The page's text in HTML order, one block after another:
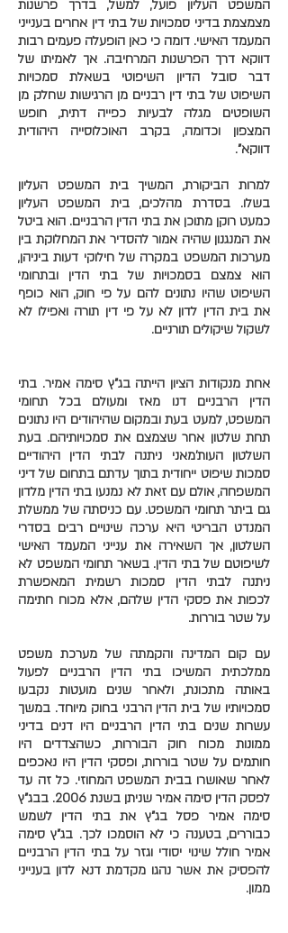
המשפט העליון פועל, למשל, בדרך פרשנות
מצמצמת בדיני סמכויות של בתי דין אחרים בענייני
המעמד האישי. דומה כי כאן הופעלה פעמים רבות
דווקא דרך הפרשנות המרחיבה. אך לאמיתו של
דבר סובל הדיון השיפוטי בשאלת סמכויות
השיפוט של בתי דין רבניים מן הרגישות שחלק מן
השופטים מגלה לבעיות כפייה דתית, חופש
המצפון וכדומה, בקרב האוכלוסייה היהודית
דווקא".
למרות הביקורת, המשיך בית המשפט העליון
בשלו. בסדרת מהלכים, בית המשפט העליון
כמעט רוקן מתוכן את בתי הדין הרבניים. הוא ביטל
את המנגנון שהיה אמור להסדיר את המחלוקת בין
מערכות המשפט במקרה של חילוקי דעות ביניהן,
הוא צמצם בסמכויות של בתי הדין ובתחומי
השיפוט שהיו נתונים להם על פי חוק, הוא כופף
את בית הדין לדון לא על פי דין תורה ואפילו לא
לשקול שיקולים תורניים.
אחת מנקודות הציון הייתה בג"ץ סימה אמיר. בתי
הדין הרבניים דנו מאז ומעולם בכל תחומי
המשפט, למעט בעת ובמקום שהיהודים היו נתונים
תחת שלטון אחר שצמצם את סמכויותיהם. בעת
השלטון העות'מאני ניתנה לבתי הדין היהודיים
סמכות שיפוט ייחודית בתוך עדתם בתחום של דיני
המשפחה, אולם עם זאת לא נמנעו בתי הדין מלדון
גם ביתר תחומי המשפט. עם כניסתה של ממשלת
המנדט הבריטי היא ערכה שינויים רבים בסדרי
השלטון, אך השאירה את ענייני המעמד האישי
לשיפוטם של בתי הדין. בשאר תחומי המשפט לא
ניתנה לבתי הדין סמכות רשמית המאפשרת
לכפות את פסקי הדין שלהם, אלא מכוח חתימה
על שטר בוררות.
עם קום המדינה והקמתה של מערכת משפט
ממלכתית המשיכו בתי הדין הרבניים לפעול
באותה מתכונת, ולאחר שנים מועטות נקבעו
סמכויותיו של בית הדין הרבני בחוק מיוחד. במשך
עשרות שנים בתי הדין הרבניים היו דנים בדיני
ממונות מכוח חוק הבוררות, כשהצדדים היו
חותמים על שטר בוררות, ופסקי הדין היו נאכפים
לאחר שאושרו בבית המשפט המחוזי. כל זה עד
לפסק הדין סימה אמיר שניתן בשנת 2006. בבג"ץ
סימה אמיר פסל בג"ץ את בתי הדין לשמש
כבוררים, בטענה כי לא הוסמכו לכך. בג"ץ סימה
אמיר חולל שינוי יסודי וגזר על בתי הדין הרבניים
להפסיק את אשר נהגו מקדמת דנא לדון בענייני
ממון.